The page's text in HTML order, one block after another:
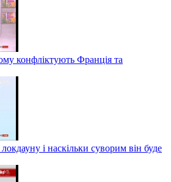
конфліктують Франція та
і наскільки суворим він буде